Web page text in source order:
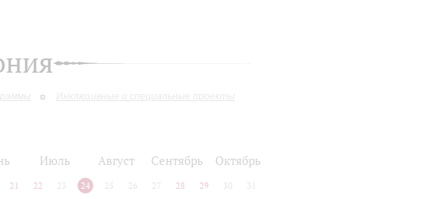
Инклюзивные и специальные проекты
Июль Август Сентябрь Октябрь
21 22 23 24 25 26 27 28 29 30 31